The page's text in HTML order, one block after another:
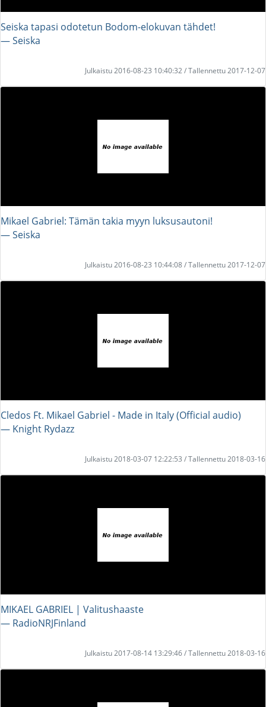
Seiska tapasi odotetun Bodom-elokuvan tähdet!
― Seiska
Julkaistu 2016-08-23 10:40:32 / Tallennettu 2017-12-07
Mikael Gabriel: Tämän takia myyn luksusautoni!
― Seiska
Julkaistu 2016-08-23 10:44:08 / Tallennettu 2017-12-07
Cledos Ft. Mikael Gabriel - Made in Italy (Official audio)
― Knight Rydazz
Julkaistu 2018-03-07 12:22:53 / Tallennettu 2018-03-16
MIKAEL GABRIEL | Valitushaaste
― RadioNRJFinland
Julkaistu 2017-08-14 13:29:46 / Tallennettu 2018-03-16